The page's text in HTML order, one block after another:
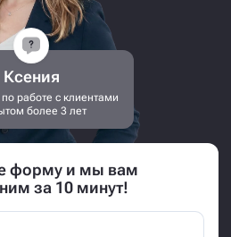
Ксения
работе с клиентами
более 3 лет
форму и мы вам
за 10 минут!